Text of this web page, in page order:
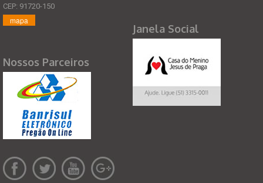
CEP: 91720-150
mapa
Nossos Parceiros
Janela Social